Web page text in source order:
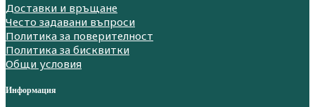
Доставки и връщане
Често задавани въпроси
Политика за поверителност
Политика за бисквитки
Общи условия
Информация